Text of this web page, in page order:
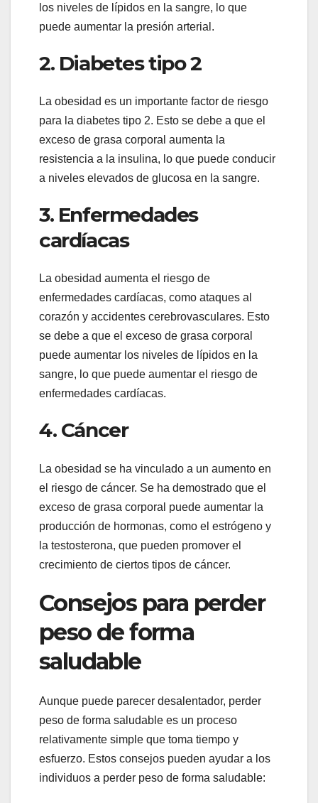
los niveles de lípidos en la sangre, lo que
puede aumentar la presión arterial.
2. Diabetes tipo 2
La obesidad es un importante factor de riesgo
para la diabetes tipo 2. Esto se debe a que el
exceso de grasa corporal aumenta la
resistencia a la insulina, lo que puede conducir
a niveles elevados de glucosa en la sangre.
3. Enfermedades
cardíacas
La obesidad aumenta el riesgo de
enfermedades cardíacas, como ataques al
corazón y accidentes cerebrovasculares. Esto
se debe a que el exceso de grasa corporal
puede aumentar los niveles de lípidos en la
sangre, lo que puede aumentar el riesgo de
enfermedades cardíacas.
4. Cáncer
La obesidad se ha vinculado a un aumento en
el riesgo de cáncer. Se ha demostrado que el
exceso de grasa corporal puede aumentar la
producción de hormonas, como el estrógeno y
la testosterona, que pueden promover el
crecimiento de ciertos tipos de cáncer.
Consejos para perder
peso de forma
saludable
Aunque puede parecer desalentador, perder
peso de forma saludable es un proceso
relativamente simple que toma tiempo y
esfuerzo. Estos consejos pueden ayudar a los
individuos a perder peso de forma saludable: